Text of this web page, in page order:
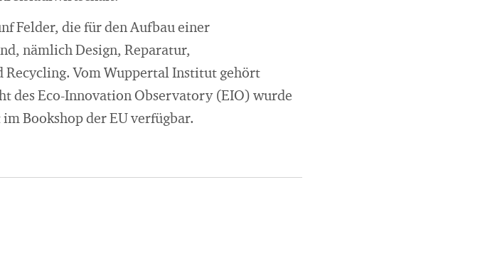
Felder, die für den Aufbau einer
nämlich Design, Reparatur,
Vom Wuppertal Institut gehört
des Eco-Innovation Observatory (EIO) wurde
Bookshop der EU verfügbar.